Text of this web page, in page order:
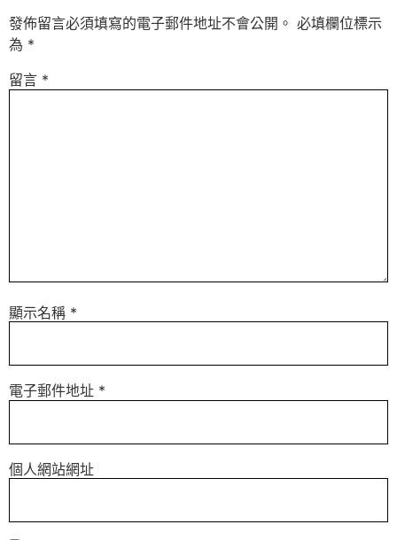
發佈留言必須填寫的電子郵件地址不會公開。 必填欄位標示
為 *
留言 *
顯示名稱 *
電子郵件地址 *
個人網站網址